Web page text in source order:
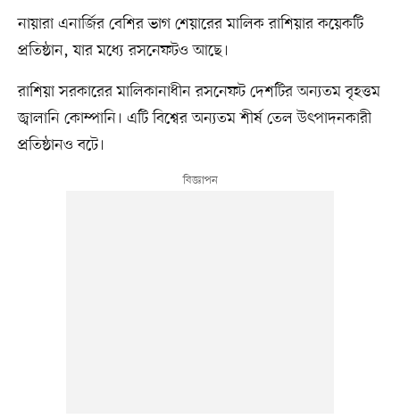
নায়ারা এনার্জির বেশির ভাগ শেয়ারের মালিক রাশিয়ার কয়েকটি
প্রতিষ্ঠান, যার মধ্যে রসনেফটও আছে।
রাশিয়া সরকারের মালিকানাধীন রসনেফট দেশটির অন্যতম বৃহত্তম
জ্বালানি কোম্পানি। এটি বিশ্বের অন্যতম শীর্ষ তেল উৎপাদনকারী
প্রতিষ্ঠানও বটে।